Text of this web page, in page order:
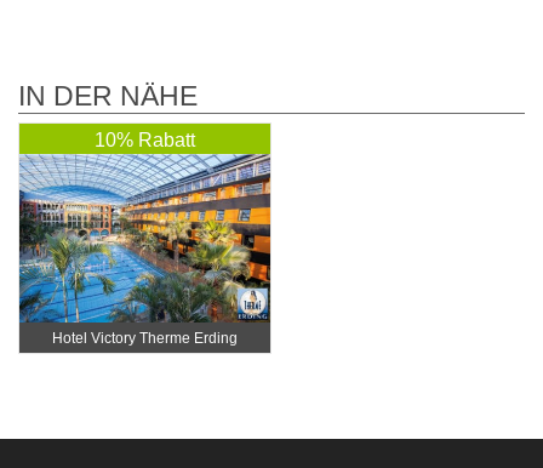
IN DER NÄHE
10% Rabatt
Hotel Victory Therme Erding